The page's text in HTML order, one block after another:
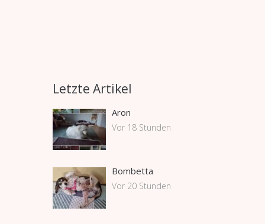
Letzte Artikel
Aron
Vor 18 Stunden
Bombetta
Vor 20 Stunden